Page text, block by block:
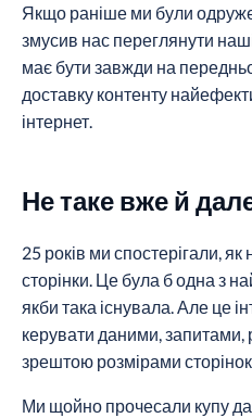
Якщо раніше ми були
змусив нас переглянути
має бути завжди на
доставку контенту
інтернет.
Не таке вже й
25 років ми спостерігали,
сторінки. Це була б одна з
якби така існувала. Але це
керувати даними, запитами,
зрештою розмірами сторінок.
Ми щойно прочесали купу